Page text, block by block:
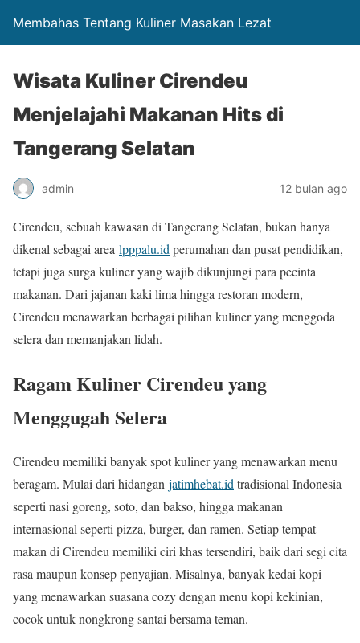
Membahas Tentang Kuliner Masakan Lezat
Wisata Kuliner Cirendeu
Menjelajahi Makanan Hits di
Tangerang Selatan
admin 12 bulan ago
Cirendeu, sebuah kawasan di Tangerang Selatan, bukan hanya
dikenal sebagai area lpppalu.id perumahan dan pusat pendidikan,
tetapi juga surga kuliner yang wajib dikunjungi para pecinta
makanan. Dari jajanan kaki lima hingga restoran modern,
Cirendeu menawarkan berbagai pilihan kuliner yang menggoda
selera dan memanjakan lidah.
Ragam Kuliner Cirendeu yang
Menggugah Selera
Cirendeu memiliki banyak spot kuliner yang menawarkan menu
beragam. Mulai dari hidangan jatimhebat.id tradisional Indonesia
seperti nasi goreng, soto, dan bakso, hingga makanan
internasional seperti pizza, burger, dan ramen. Setiap tempat
makan di Cirendeu memiliki ciri khas tersendiri, baik dari segi cita
rasa maupun konsep penyajian. Misalnya, banyak kedai kopi
yang menawarkan suasana cozy dengan menu kopi kekinian,
cocok untuk nongkrong santai bersama teman.